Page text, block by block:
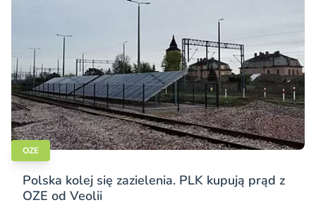
OZE
Polska kolej się zazielenia. PLK kupują prąd z
OZE od Veolii